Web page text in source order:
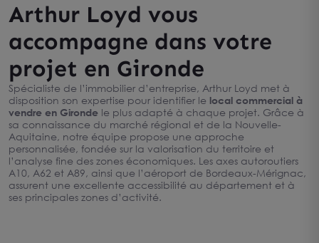
Arthur Loyd vous
accompagne dans votre
projet en Gironde
Spécialiste de l’immobilier d’entreprise, Arthur Loyd met à
disposition son expertise pour identifier le local commercial à
vendre en Gironde le plus adapté à chaque projet. Grâce à
sa connaissance du marché régional et de la Nouvelle-
Aquitaine, notre équipe propose une approche
personnalisée, fondée sur la valorisation du territoire et
l’analyse fine des zones économiques. Les axes autoroutiers
A10, A62 et A89, ainsi que l’aéroport de Bordeaux-Mérignac,
assurent une excellente accessibilité au département et à
ses principales zones d’activité.